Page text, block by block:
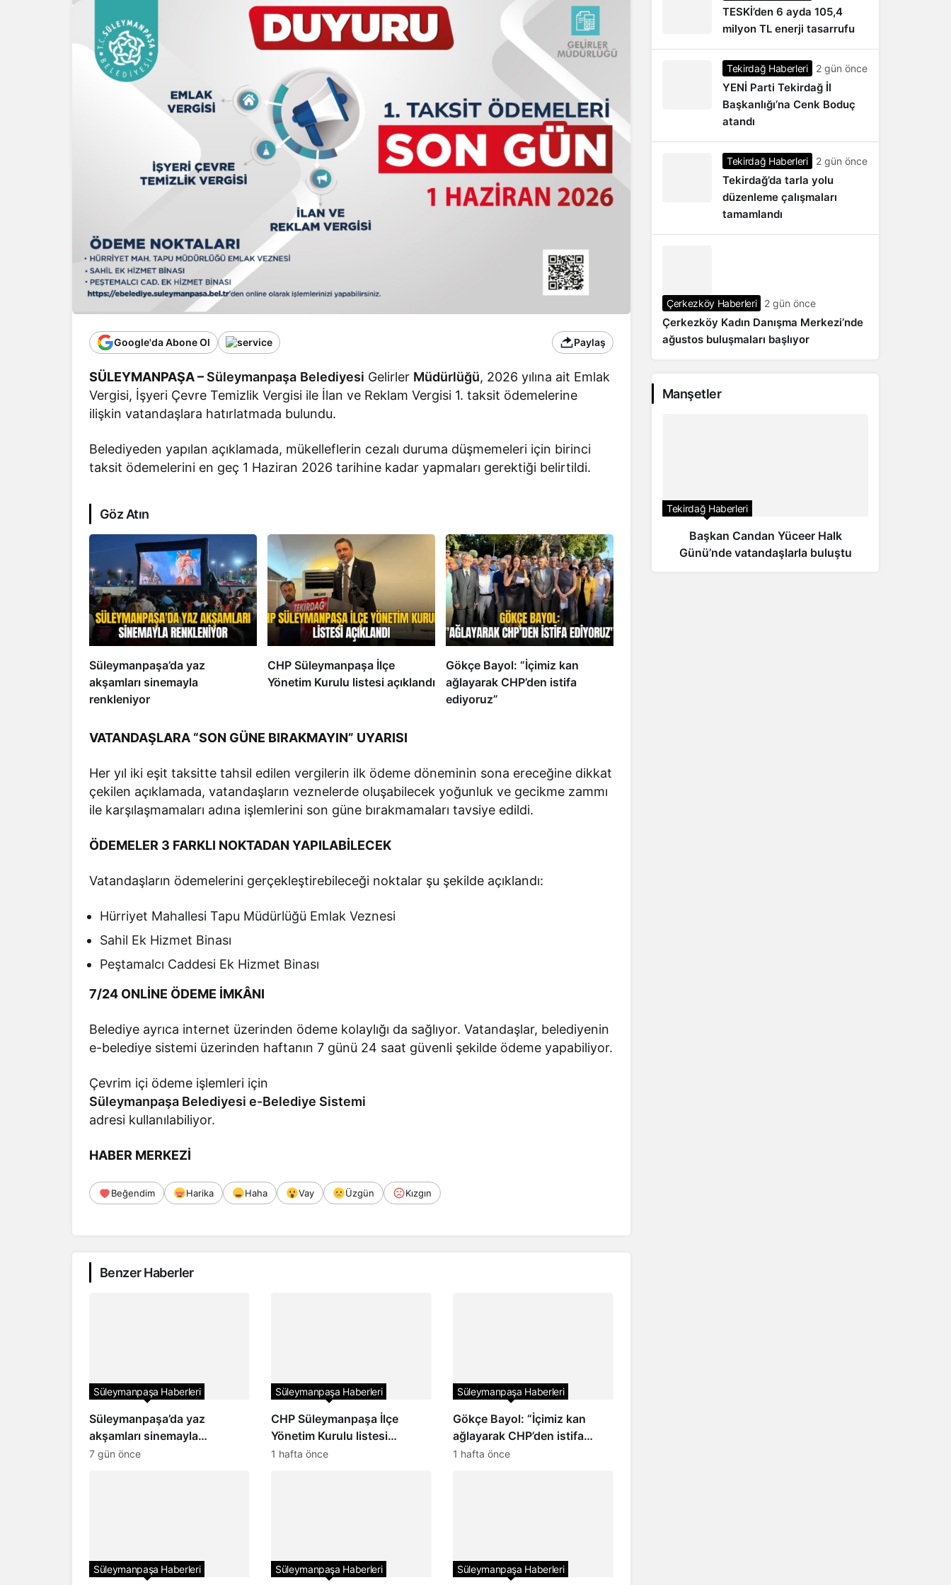
Google'da Abone Ol Paylaş
SÜLEYMANPAŞA – Süleymanpaşa Belediyesi Gelirler Müdürlüğü, 2026 yılına ait Emlak
Vergisi, İşyeri Çevre Temizlik Vergisi ile İlan ve Reklam Vergisi 1. taksit ödemelerine
ilişkin vatandaşlara hatırlatmada bulundu.
Belediyeden yapılan açıklamada, mükelleflerin cezalı duruma düşmemeleri için birinci
taksit ödemelerini en geç 1 Haziran 2026 tarihine kadar yapmaları gerektiği belirtildi.
Göz Atın
Süleymanpaşa’da yaz
akşamları sinemayla
renkleniyor
CHP Süleymanpaşa İlçe
Yönetim Kurulu listesi açıklandı
Gökçe Bayol: “İçimiz kan
ağlayarak CHP’den istifa
ediyoruz”
VATANDAŞLARA “SON GÜNE BIRAKMAYIN” UYARISI
Her yıl iki eşit taksitte tahsil edilen vergilerin ilk ödeme döneminin sona ereceğine dikkat
çekilen açıklamada, vatandaşların veznelerde oluşabilecek yoğunluk ve gecikme zammı
ile karşılaşmamaları adına işlemlerini son güne bırakmamaları tavsiye edildi.
ÖDEMELER 3 FARKLI NOKTADAN YAPILABİLECEK
Vatandaşların ödemelerini gerçekleştirebileceği noktalar şu şekilde açıklandı:
Hürriyet Mahallesi Tapu Müdürlüğü Emlak Veznesi
Sahil Ek Hizmet Binası
Peştamalcı Caddesi Ek Hizmet Binası
7/24 ONLİNE ÖDEME İMKÂNI
Belediye ayrıca internet üzerinden ödeme kolaylığı da sağlıyor. Vatandaşlar, belediyenin
e-belediye sistemi üzerinden haftanın 7 günü 24 saat güvenli şekilde ödeme yapabiliyor.
Çevrim içi ödeme işlemleri için
Süleymanpaşa Belediyesi e-Belediye Sistemi
adresi kullanılabiliyor.
HABER MERKEZİ
Beğendim Harika Haha Vay Üzgün Kızgın
Benzer Haberler
Süleymanpaşa’da yaz
akşamları sinemayla
renkleniyor
Süleymanpaşa Haberleri
7 gün önce
CHP Süleymanpaşa İlçe
Yönetim Kurulu listesi
açıklandı
Süleymanpaşa Haberleri
1 hafta önce
Gökçe Bayol: “İçimiz kan
ağlayarak CHP’den istifa
ediyoruz”
Süleymanpaşa Haberleri
1 hafta önce
Süleymanpaşa Haberleri Süleymanpaşa Haberleri Süleymanpaşa Haberleri
TESKİ’den 6 ayda 105,4
milyon TL enerji tasarrufu
Tekirdağ Haberleri 2 gün önce
YENİ Parti Tekirdağ İl
Başkanlığı’na Cenk Boduç
atandı
Tekirdağ Haberleri 2 gün önce
Tekirdağ’da tarla yolu
düzenleme çalışmaları
tamamlandı
Çerkezköy Haberleri 2 gün önce
Çerkezköy Kadın Danışma Merkezi’nde
ağustos buluşmaları başlıyor
Manşetler
Tekirdağ Haberleri
Başkan Candan Yüceer Halk
Günü’nde vatandaşlarla buluştu